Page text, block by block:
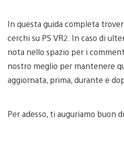
In questa guida completa
cerchi su PS VR2. In caso di
nota nello spazio per i
nostro meglio per mantenere
aggiornata, prima, durante e
Per adesso, ti auguriamo buon